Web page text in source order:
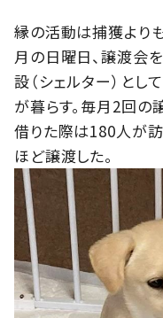
縁の活動は捕獲より
月の日曜日、譲渡会
設（シェルター）とし
が暮らす。毎月2回の
借りた際は180人が
ほど譲渡した。